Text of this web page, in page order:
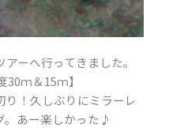
ーへ行ってきました。
ｍ＆15ｍ】
り！久しぶりにミラーレ
。あー楽しかった♪